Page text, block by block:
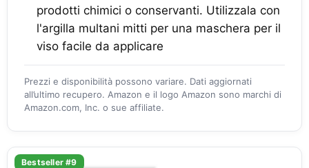
prodotti chimici o conservanti. Utilizzala con
l'argilla multani mitti per una maschera per il
viso facile da applicare
Prezzi e disponibilità possono variare. Dati aggiornati
all’ultimo recupero. Amazon e il logo Amazon sono marchi di
Amazon.com, Inc. o sue affiliate.
Bestseller #9